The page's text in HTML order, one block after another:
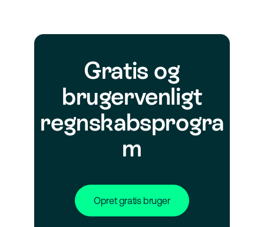
Gratis og
brugervenligt
regnskabsprogra
m
Opret gratis bruger